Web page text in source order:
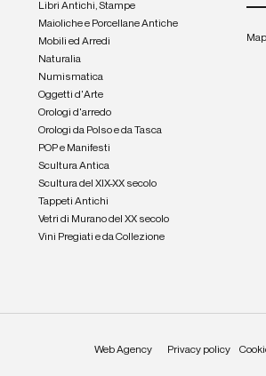
Libri Antichi, Stampe
Maioliche e Porcellane Antiche
Mobili ed Arredi
Naturalia
Numismatica
Oggetti d'Arte
Orologi d'arredo
Orologi da Polso e da Tasca
POP e Manifesti
Scultura Antica
Scultura del XIX-XX secolo
Tappeti Antichi
Vetri di Murano del XX secolo
Vini Pregiati e da Collezione
Web Agency Privacy policy